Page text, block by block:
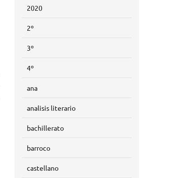
2020
2º
3º
4º
ana
analisis literario
bachillerato
barroco
castellano